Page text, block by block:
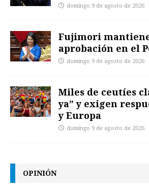
domingo 9 de agosto de 2026
Fujimori
aprobación en el
domingo 9 de agosto de 2026
Miles de ceutíes
ya” y exigen
y Europa
domingo 9 de agosto de 2026
OPINIÓN